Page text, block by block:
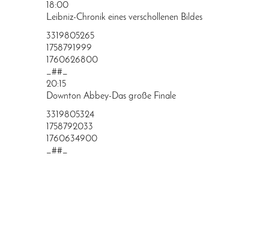
18:00
Leibniz-Chronik eines verschollenen Bildes
3319805265
1758791999
1760626800
_##_
20:15
Downton Abbey-Das große Finale
3319805324
1758792033
1760634900
_##_